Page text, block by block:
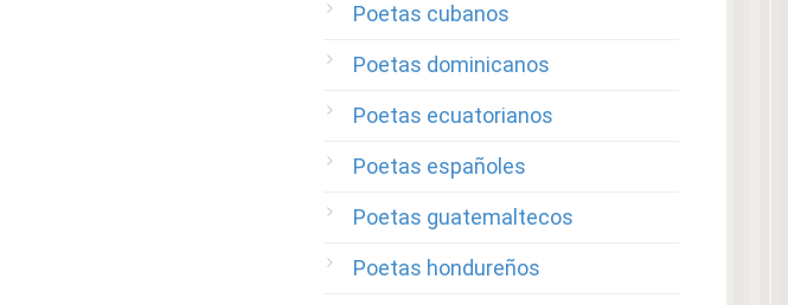
Poetas cubanos
Poetas dominicanos
Poetas ecuatorianos
Poetas españoles
Poetas guatemaltecos
Poetas hondureños